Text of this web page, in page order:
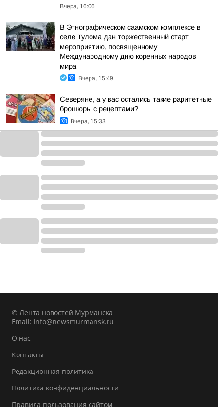
Вчера, 16:06
В Этнографическом саамском комплексе в
селе Тулома дан торжественный старт
мероприятию, посвященному
Международному дню коренных народов
мира
Вчера, 15:49
Северяне, а у вас остались такие раритетные
брошюры с рецептами?
Вчера, 15:33
© Лента новостей Мурманска
Email: info@newsmurmansk.ru
О нас
Контакты
Редакционная политика
Политика конфиденциальности
Правила пользования сайтом